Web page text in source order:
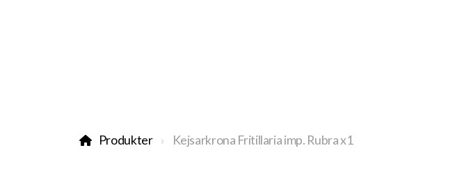
Produkter Kejsarkrona Fritillaria imp. Rubra x1